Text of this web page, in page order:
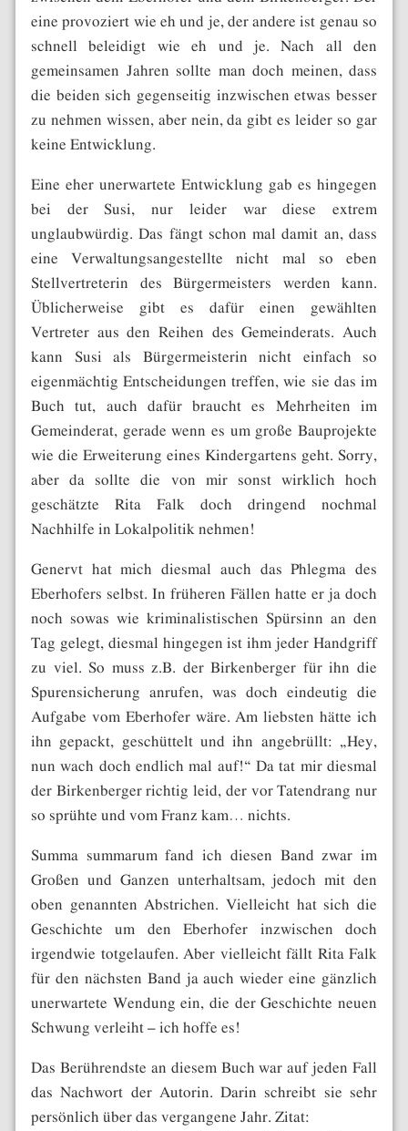
eine provoziert wie eh und je, der andere ist genau so
schnell beleidigt wie eh und je. Nach all den
gemeinsamen Jahren sollte man doch meinen, dass
die beiden sich gegenseitig inzwischen etwas besser
zu nehmen wissen, aber nein, da gibt es leider so gar
keine Entwicklung.
Eine eher unerwartete Entwicklung gab es hingegen
bei der Susi, nur leider war diese extrem
unglaubwürdig. Das fängt schon mal damit an, dass
eine Verwaltungsangestellte nicht mal so eben
Stellvertreterin des Bürgermeisters werden kann.
Üblicherweise gibt es dafür einen gewählten
Vertreter aus den Reihen des Gemeinderats. Auch
kann Susi als Bürgermeisterin nicht einfach so
eigenmächtig Entscheidungen treffen, wie sie das im
Buch tut, auch dafür braucht es Mehrheiten im
Gemeinderat, gerade wenn es um große Bauprojekte
wie die Erweiterung eines Kindergartens geht. Sorry,
aber da sollte die von mir sonst wirklich hoch
geschätzte Rita Falk doch dringend nochmal
Nachhilfe in Lokalpolitik nehmen!
Genervt hat mich diesmal auch das Phlegma des
Eberhofers selbst. In früheren Fällen hatte er ja doch
noch sowas wie kriminalistischen Spürsinn an den
Tag gelegt, diesmal hingegen ist ihm jeder Handgriff
zu viel. So muss z.B. der Birkenberger für ihn die
Spurensicherung anrufen, was doch eindeutig die
Aufgabe vom Eberhofer wäre. Am liebsten hätte ich
ihn gepackt, geschüttelt und ihn angebrüllt: „Hey,
nun wach doch endlich mal auf!“ Da tat mir diesmal
der Birkenberger richtig leid, der vor Tatendrang nur
so sprühte und vom Franz kam… nichts.
Summa summarum fand ich diesen Band zwar im
Großen und Ganzen unterhaltsam, jedoch mit den
oben genannten Abstrichen. Vielleicht hat sich die
Geschichte um den Eberhofer inzwischen doch
irgendwie totgelaufen. Aber vielleicht fällt Rita Falk
für den nächsten Band ja auch wieder eine gänzlich
unerwartete Wendung ein, die der Geschichte neuen
Schwung verleiht – ich hoffe es!
Das Berührendste an diesem Buch war auf jeden Fall
das Nachwort der Autorin. Darin schreibt sie sehr
persönlich über das vergangene Jahr. Zitat: